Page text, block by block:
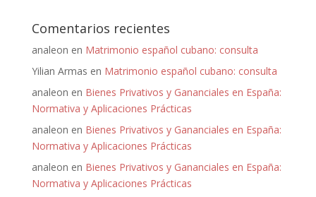
Comentarios recientes
analeon en Matrimonio español cubano: consulta
Yilian Armas en Matrimonio español cubano: consulta
analeon en Bienes Privativos y Gananciales en España:
Normativa y Aplicaciones Prácticas
analeon en Bienes Privativos y Gananciales en España:
Normativa y Aplicaciones Prácticas
analeon en Bienes Privativos y Gananciales en España:
Normativa y Aplicaciones Prácticas